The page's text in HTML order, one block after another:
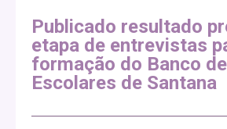
Publicado resultado
etapa de entrevistas
formação do Banco
Escolares de Santana